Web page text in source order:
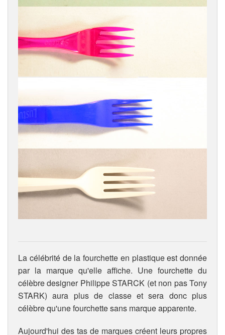
La célébrité de la fourchette en plastique est donnée
par la marque qu'elle affiche. Une fourchette du
célèbre designer Philippe STARCK (et non pas Tony
STARK) aura plus de classe et sera donc plus
célèbre qu'une fourchette sans marque apparente.
Aujourd'hui des tas de marques créent leurs propres